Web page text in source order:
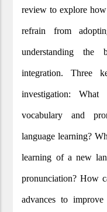
review to explore
refrain from
understanding
integration. Three
investigation:
vocabulary and
language learning?
learning of a new
pronunciation? How
advances to